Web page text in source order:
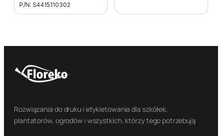
P/N: S4415110302
Rozwiązania do druku i etykietowania dla szkółek,
plantatorów, ogrodów i wszystkich, którzy tego potrzebują